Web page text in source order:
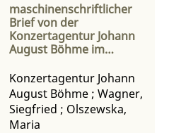
maschinenschriftlicher
Brief von der
Konzertagentur Johann
August Böhme im
Olszewska an Siegfried
Wagner
Konzertagentur Johann
August Böhme ; Wagner,
Siegfried ; Olszewska,
Maria